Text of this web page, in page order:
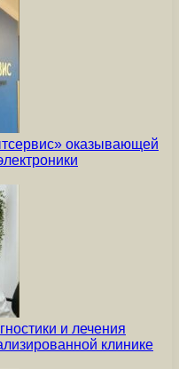
оказывающей
и лечения
клинике